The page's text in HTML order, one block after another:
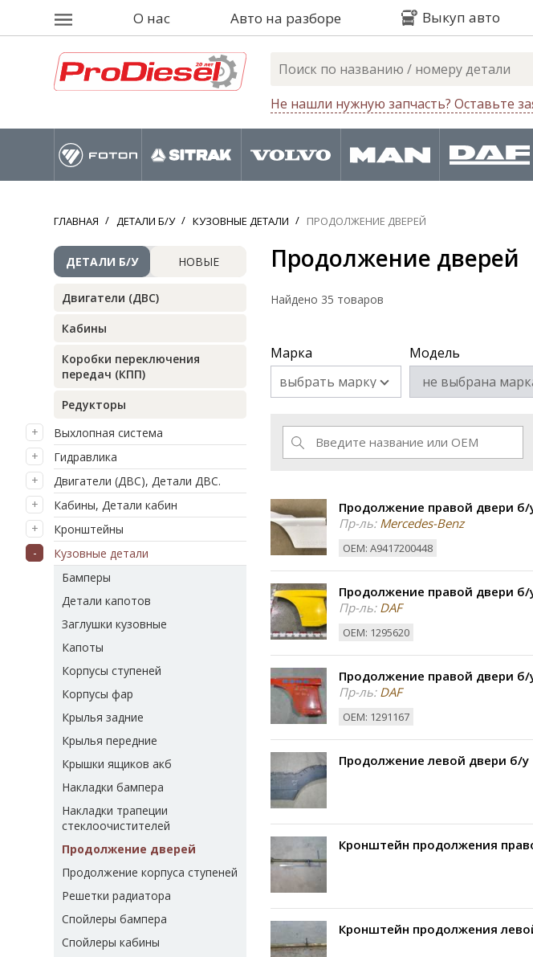
О нас Авто на разборе Выкуп авто
Не нашли нужную запчасть? Оставьте
ГЛАВНАЯ ДЕТАЛИ Б/У КУЗОВНЫЕ ДЕТАЛИ ПРОДОЛЖЕНИЕ ДВЕРЕЙ
ДЕТАЛИ Б/У НОВЫЕ
Двигатели (ДВС)
Кабины
Коробки переключения
передач (КПП)
Редукторы
Выхлопная система
Гидравлика
Двигатели (ДВС), Детали ДВС.
Кабины, Детали кабин
Кронштейны
Кузовные детали
Бамперы
Детали капотов
Заглушки кузовные
Капоты
Корпусы ступеней
Корпусы фар
Крылья задние
Крылья передние
Крышки ящиков акб
Накладки бампера
Накладки трапеции
стеклоочистителей
Продолжение дверей
Продолжение корпуса ступеней
Решетки радиатора
Спойлеры бампера
Спойлеры кабины
Продолжение дверей
Найдено 35 товаров
Марка
выбрать марку
Модель
не выбрана
Продолжение правой двери б/
Пр-ль:Mercedes-Benz
ОЕМ: A9417200448
Продолжение правой двери б/
Пр-ль:DAF
ОЕМ: 1295620
Продолжение правой двери б/
Пр-ль:DAF
ОЕМ: 1291167
Продолжение левой двери б/у
Кронштейн продолжения
Кронштейн продолжения